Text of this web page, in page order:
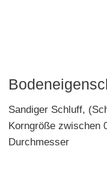
Sandiger Schluff,
Korngröße zwischen
Durchmesser